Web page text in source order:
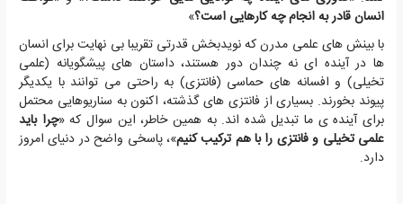
انسان قادر به انجام چه کارهایی است؟»
با بینش های علمی مدرن که نویدبخش قدرتی تقریبا بی نهایت برای انسان
ها در آینده ای نه چندان دور هستند، داستان های پیشگویانه (علمی
تخیلی) و افسانه های حماسی (فانتزی) به راحتی می توانند با یکدیگر
پیوند بخورند. بسیاری از فانتزی های گذشته، اکنون به سناریوهایی محتمل
برای آینده ی ما تبدیل شده اند. به همین خاطر، این سوال که «چرا باید
علمی تخیلی و فانتزی را با هم ترکیب کنیم»، پاسخی واضح در دنیای امروز
دارد.